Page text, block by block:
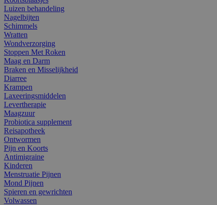
Luizen behandeling
Nagelbijten
Schimmels
Wratten
Wondverzorging
Stoppen Met Roken
Maag en Darm
Braken en Misselijkheid
Diarree
Krampen
Laxeeringsmiddelen
Levertherapie
Maagzuur
Probiotica supplement
Reisapotheek
Ontwormen
Pijn en Koorts
Antimigraine
Kinderen
Menstruatie Pijnen
Mond Pijnen
Spieren en gewrichten
Volwassen